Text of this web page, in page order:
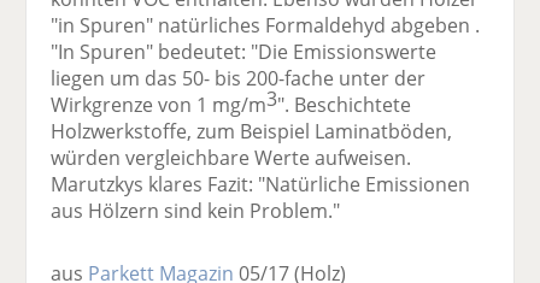
"in Spuren" natürliches Formaldehyd abgeben .
"In Spuren" bedeutet: "Die Emissionswerte
liegen um das 50- bis 200-fache unter der
Wirkgrenze von 1 mg/m3". Beschichtete
Holzwerkstoffe, zum Beispiel Laminatböden,
würden vergleichbare Werte aufweisen.
Marutzkys klares Fazit: "Natürliche Emissionen
aus Hölzern sind kein Problem."
aus Parkett Magazin 05/17(Holz)